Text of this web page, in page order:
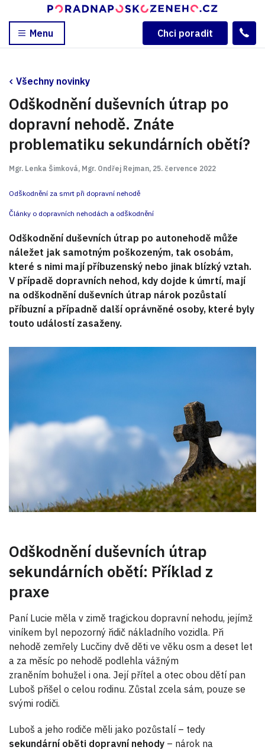
Menu Chci poradit
Všechny novinky
Odškodnění duševních útrap po
dopravní nehodě. Znáte
problematiku sekundárních obětí?
Mgr. Lenka Šimková, Mgr. Ondřej Rejman, 25. července 2022
Odškodnění za smrt při dopravní nehodě
Články o dopravních nehodách a odškodnění
Odškodnění duševních útrap po autonehodě může
náležet jak samotným poškozeným, tak osobám,
které s nimi mají příbuzenský nebo jinak blízký vztah.
V případě dopravních nehod, kdy dojde k úmrtí, mají
na odškodnění duševních útrap nárok pozůstalí
příbuzní a případně další oprávněné osoby, které byly
touto událostí zasaženy.
Odškodnění duševních útrap
sekundárních obětí: Příklad z
praxe
Paní Lucie měla v zimě tragickou dopravní nehodu, jejímž
viníkem byl nepozorný řidič nákladního vozidla. Při
nehodě zemřely Lucčiny dvě děti ve věku osm a deset let
a za měsíc po nehodě podlehla vážným
zraněním bohužel i ona. Její přítel a otec obou dětí pan
Luboš přišel o celou rodinu. Zůstal zcela sám, pouze se
svými rodiči.
Luboš a jeho rodiče měli jako pozůstalí – tedy
sekundární oběti dopravní nehody – nárok na